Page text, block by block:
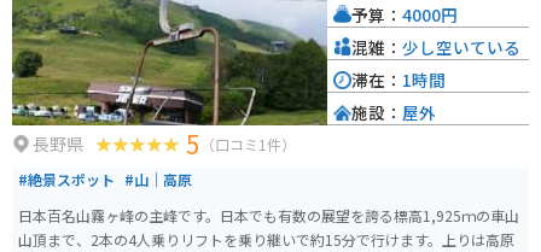
長野県 5 （口コミ1件）
#絶景スポット #山｜高原
日本百名山霧ヶ峰の主峰です。日本でも有数の展望を誇る標高1,925ｍの車山
山頂まで、2本の4人乗りリフトを乗り継いで約15分で行けます。上りは高原
予算： 4000円
混雑： 少し空いている
滞在： 1時間
施設： 屋外